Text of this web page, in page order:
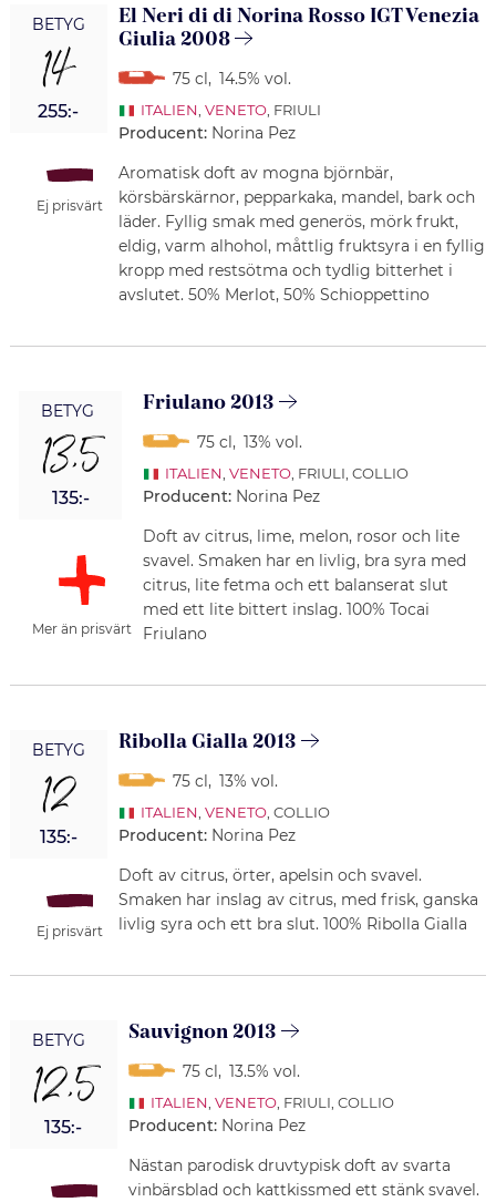
BETYG
14
255:-
Ej prisvärt
El Neri di di Norina Rosso IGT Venezia
Giulia 2008
75 cl, 14.5% vol.
ITALIEN VENETO, FRIULI
Producent: Norina Pez
Aromatisk doft av mogna björnbär,
körsbärskärnor, pepparkaka, mandel, bark och
läder. Fyllig smak med generös, mörk frukt,
eldig, varm alhohol, måttlig fruktsyra i en fyllig
kropp med restsötma och tydlig bitterhet i
avslutet. 50% Merlot, 50% Schioppettino
BETYG
13,5
135:-
Mer än prisvärt
Friulano 2013
75 cl, 13% vol.
ITALIEN VENETO, FRIULI, COLLIO
Producent: Norina Pez
Doft av citrus, lime, melon, rosor och lite
svavel. Smaken har en livlig, bra syra med
citrus, lite fetma och ett balanserat slut
med ett lite bittert inslag. 100% Tocai
Friulano
BETYG
12
135:-
Ej prisvärt
Ribolla Gialla 2013
75 cl, 13% vol.
ITALIEN VENETO, COLLIO
Producent: Norina Pez
Doft av citrus, örter, apelsin och svavel.
Smaken har inslag av citrus, med frisk, ganska
livlig syra och ett bra slut. 100% Ribolla Gialla
BETYG
12,5
135:-
Sauvignon 2013
75 cl, 13.5% vol.
ITALIEN VENETO, FRIULI, COLLIO
Producent: Norina Pez
Nästan parodisk druvtypisk doft av svarta
vinbärsblad och kattkissmed ett stänk svavel.